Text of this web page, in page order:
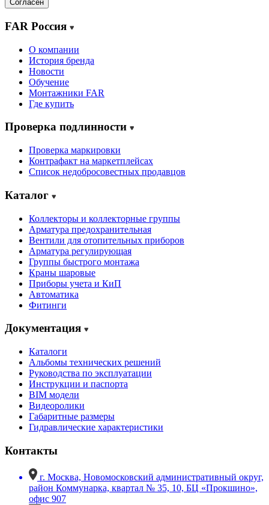
Согласен
FAR Россия
О компании
История бренда
Новости
Обучение
Монтажники FAR
Где купить
Проверка подлинности
Проверка маркировки
Контрафакт на маркетплейсах
Cписок недобросовестных продавцов
Каталог
Коллекторы и коллекторные группы
Арматура предохранительная
Вентили для отопительных приборов
Арматура регулирующая
Группы быстрого монтажа
Краны шаровые
Приборы учета и КиП
Автоматика
Фитинги
Документация
Каталоги
Альбомы технических решений
Руководства по эксплуатации
Инструкции и паспорта
BIM модели
Видеоролики
Габаритные размеры
Гидравлические характеристики
Контакты
г. Москва, Новомосковский административный округ,
район Коммунарка, квартал № 35, 10, БЦ «Прокшино»,
офис 907